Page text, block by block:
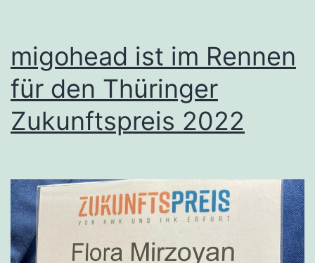
migohead ist im Rennen
für den Thüringer
Zukunftspreis 2022